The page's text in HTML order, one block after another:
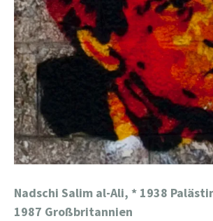
Nadschi Salim al-Ali, * 1938
1987 Großbritannien